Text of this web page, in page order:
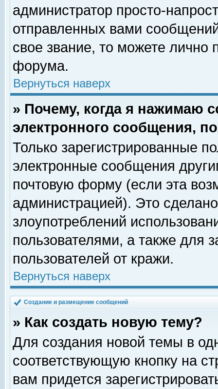
администратор просто-
отправленных вами
свое звание, то можете лично
форума.
Вернуться наверх
» Почему, когда я нажимаю
электронного сообщения,
Только зарегистрированные
электронные сообщения
почтовую форму (если эта
администрацией). Это
злоупотреблений
пользователями, а также для
пользователей от кражи.
Вернуться наверх
Создание и размещение сообщений
» Как создать новую тему?
Для создания новой темы в
соответствующую кнопку на
вам придется